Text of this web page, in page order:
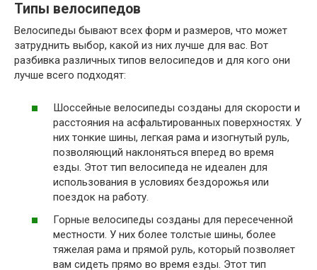
Типы велосипедов
Велосипеды бывают всех форм и размеров, что может
затруднить выбор, какой из них лучше для вас. Вот
разбивка различных типов велосипедов и для кого они
лучше всего подходят:
Шоссейные велосипеды созданы для скорости и
расстояния на асфальтированных поверхностях. У
них тонкие шины, легкая рама и изогнутый руль,
позволяющий наклоняться вперед во время
езды. Этот тип велосипеда не идеален для
использования в условиях бездорожья или
поездок на работу.
Горные велосипеды созданы для пересеченной
местности. У них более толстые шины, более
тяжелая рама и прямой руль, который позволяет
вам сидеть прямо во время езды. Этот тип